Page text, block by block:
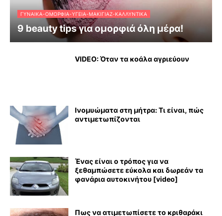
ΓΥΝΑΊΚΑ-ΟΜΟΡΦΙΆ-ΥΓΕΊΑ-ΜΑΚΙΓΙΆΖ-ΚΑΛΛΥΝΤΙΚΆ
9 beauty tips για ομορφιά όλη μέρα!
VIDEO: Όταν τα κοάλα αγριεύουν
Ινομυώματα στη μήτρα: Τι είναι, πώς
αντιμετωπίζονται
Ένας είναι ο τρόπος για να
ξεθαμπώσετε εύκολα και δωρεάν τα
φανάρια αυτοκινήτου [video]
Πως να ατιμετωπίσετε το κριθαράκι